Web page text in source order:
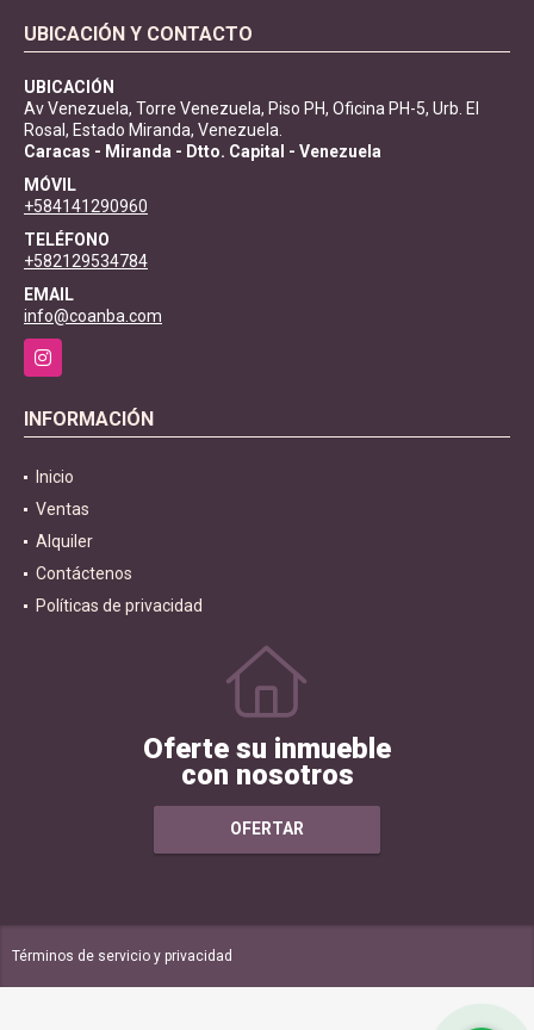
UBICACIÓN Y CONTACTO
UBICACIÓN
Av Venezuela, Torre Venezuela, Piso PH, Oficina PH-5, Urb. El
Rosal, Estado Miranda, Venezuela.
Caracas - Miranda - Dtto. Capital - Venezuela
MÓVIL
+584141290960
TELÉFONO
+582129534784
EMAIL
info@coanba.com
Instagram
INFORMACIÓN
Inicio
Ventas
Alquiler
Contáctenos
Políticas de privacidad
Oferte su inmueble
con nosotros
OFERTAR
Términos de servicio y privacidad